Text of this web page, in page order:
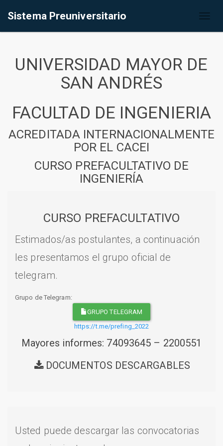
Sistema Preuniversitario
UNIVERSIDAD MAYOR DE
SAN ANDRÉS
FACULTAD DE INGENIERIA
ACREDITADA INTERNACIONALMENTE
POR EL CACEI
CURSO PREFACULTATIVO DE
INGENIERÍA
CURSO PREFACULTATIVO
Estimados/as postulantes, a continuación
les presentamos el grupo oficial de
telegram.
Grupo de Telegram:
GRUPO TELEGRAM
https://t.me/prefing_2022
Mayores informes: 74093645 – 2200551
DOCUMENTOS DESCARGABLES
Usted puede descargar las convocatorias